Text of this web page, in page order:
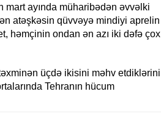
mart ayında müharibədən əvvəlki
atəşkəsin qüvvəyə mindiyi aprelin
həmçinin ondan ən azı iki dəfə çox
üçdə ikisini məhv etdiklərini
Tehranın hücum